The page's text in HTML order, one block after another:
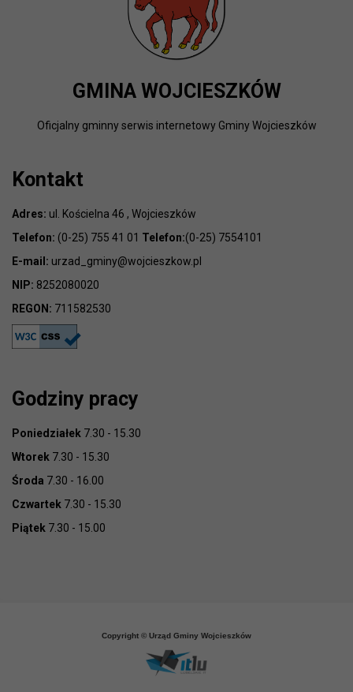
GMINA WOJCIESZKÓW
Oficjalny gminny serwis internetowy Gminy Wojcieszków
Kontakt
Adres: ul. Kościelna 46 , Wojcieszków
Telefon: (0-25) 755 41 01 Telefon:(0-25) 7554101
E-mail: urzad_gminy@wojcieszkow.pl
NIP: 8252080020
REGON: 711582530
Godziny pracy
Poniedziałek 7.30 - 15.30
Wtorek 7.30 - 15.30
Środa 7.30 - 16.00
Czwartek 7.30 - 15.30
Piątek 7.30 - 15.00
Copyright © Urząd Gminy Wojcieszków